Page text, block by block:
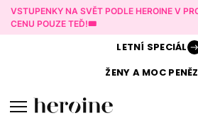
VSTUPENKY NA SVĚT PODLE HEROINE V
CENU POUZE TEĎ!🎟️
LETNÍ SPECIÁL
ŽENY AMOC PENĚZ